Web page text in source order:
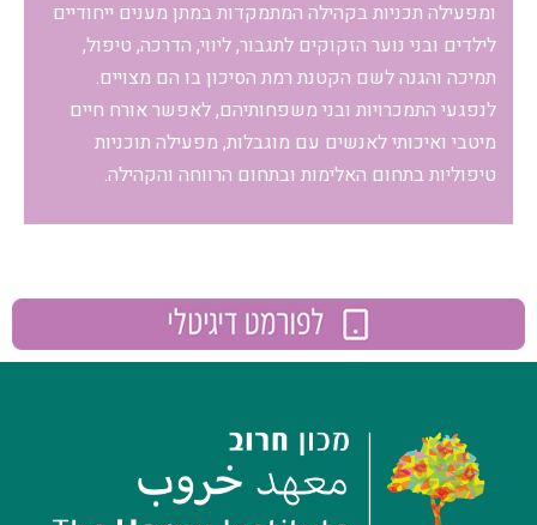
ומפעילה תכניות בקהילה המתמקדות במתן מענים ייחודיים
לילדים ובני נוער הזקוקים לתגבור, ליווי, הדרכה, טיפול,
תמיכה והגנה לשם הקטנת רמת הסיכון בו הם מצויים.
לנפגעי התמכרויות ובני משפחותיהם, לאפשר אורח חיים
מיטבי ואיכותי לאנשים עם מוגבלות, מפעילה תוכניות
טיפוליות בתחום האלימות ובתחום הרווחה והקהילה.